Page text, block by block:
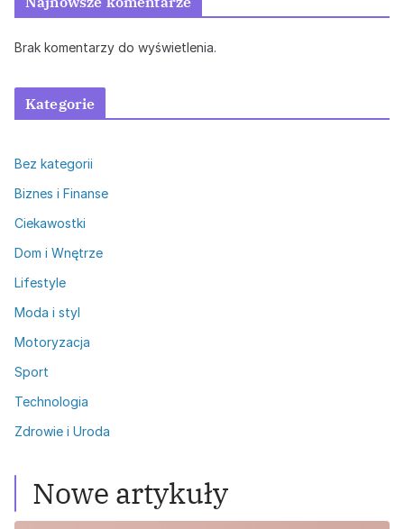
Brak komentarzy do wyświetlenia.
Kategorie
Bez kategorii
Biznes i Finanse
Ciekawostki
Dom i Wnętrze
Lifestyle
Moda i styl
Motoryzacja
Sport
Technologia
Zdrowie i Uroda
Nowe artykuły